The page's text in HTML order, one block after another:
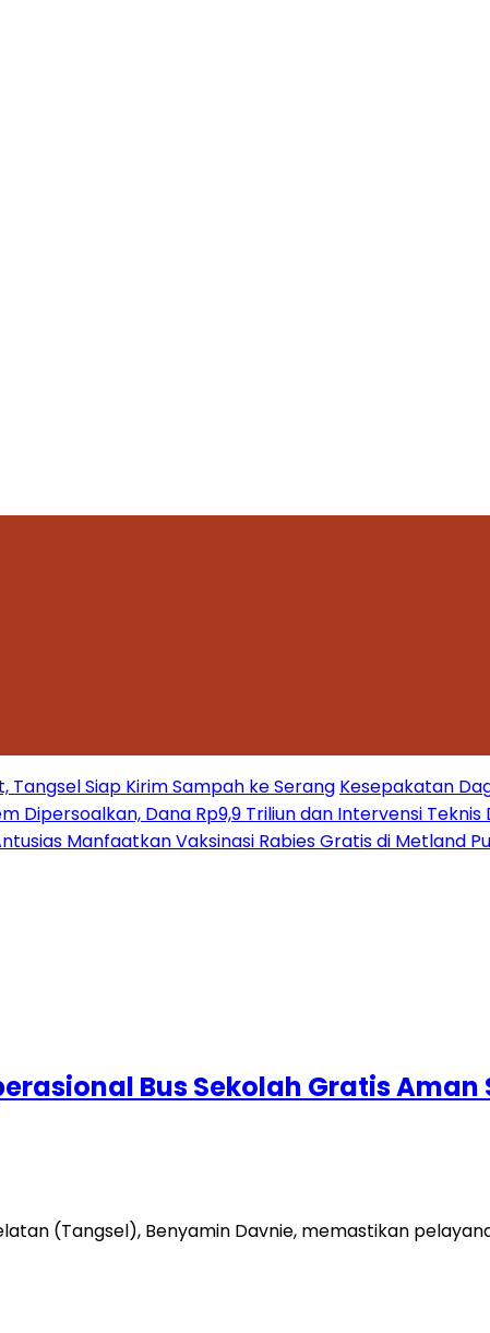
Tangsel Siap Kirim Sampah ke Serang Kesepakatan
Dipersoalkan, Dana Rp9,9 Triliun dan Intervensi Teknis
Manfaatkan Vaksinasi Rabies Gratis di Metland
Bus Sekolah Gratis Aman
(Tangsel), Benyamin Davnie, memastikan